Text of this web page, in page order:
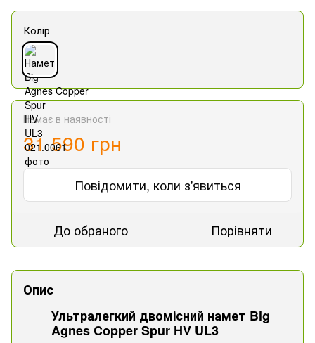
Колір
Немає в наявності
31 590 грн
Повідомити, коли з'явиться
До обраного Порівняти
Опис
Ультралегкий двомісний намет Big
Agnes Copper Spur HV UL3